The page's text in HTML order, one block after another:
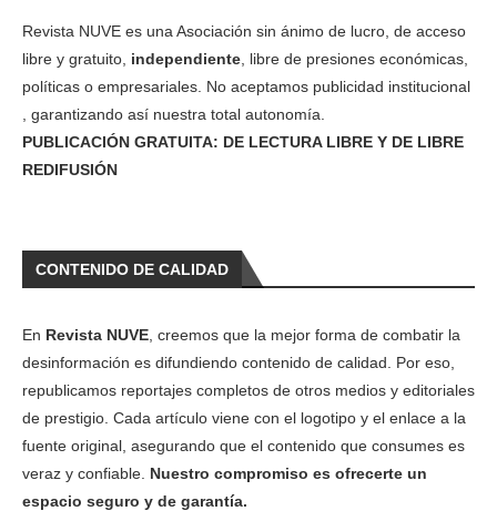
Revista NUVE es una Asociación sin ánimo de lucro, de acceso
libre y gratuito, independiente , libre de presiones económicas,
políticas o empresariales. No aceptamos publicidad institucional
, garantizando así nuestra total autonomía.
PUBLICACIÓN GRATUITA: DE LECTURA LIBRE Y DE LIBRE
REDIFUSIÓN
CONTENIDO DE CALIDAD
En Revista NUVE , creemos que la mejor forma de combatir la
desinformación es difundiendo contenido de calidad. Por eso,
republicamos reportajes completos de otros medios y editoriales
de prestigio. Cada artículo viene con el logotipo y el enlace a la
fuente original, asegurando que el contenido que consumes es
veraz y confiable. Nuestro compromiso es ofrecerte un
espacio seguro y de garantía.